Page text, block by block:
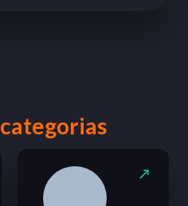
categorias